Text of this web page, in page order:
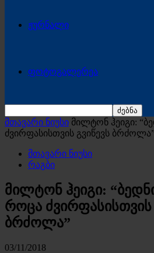
ჟურნალი
ფოტოგალერეა
მთავარი ნიუსი მილტონ ჰეიგი:
ძვირფასისთვის გვიწევს ბრძოლა”
მთავარი ნიუსი
რაგბი
მილტონ ჰეიგი:
როცა ძვირფასისთვის
ბრძოლა”
03/11/2018